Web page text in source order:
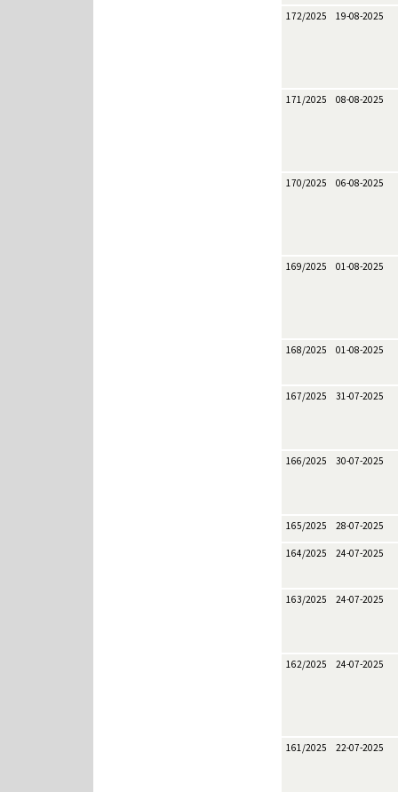
172/2025 19-08-2025
171/2025 08-08-2025
170/2025 06-08-2025
169/2025 01-08-2025
168/2025 01-08-2025
167/2025 31-07-2025
166/2025 30-07-2025
165/2025 28-07-2025
164/2025 24-07-2025
163/2025 24-07-2025
162/2025 24-07-2025
161/2025 22-07-2025